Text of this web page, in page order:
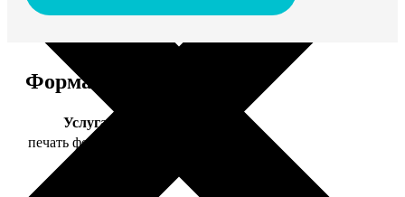
Форматы и цены
Услуга
печать фото 15х15